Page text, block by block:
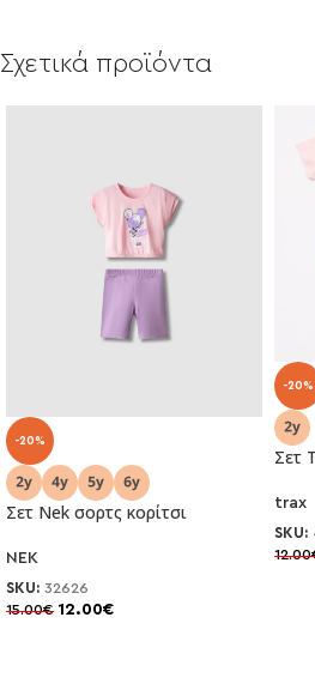
Σχετικά προϊόντα
-20%
Σετ Nek σορτς κορίτσι
NEK
SKU: 32626
15.00€ 12.00€
-20%
Σετ
trax
SKU:
12.00